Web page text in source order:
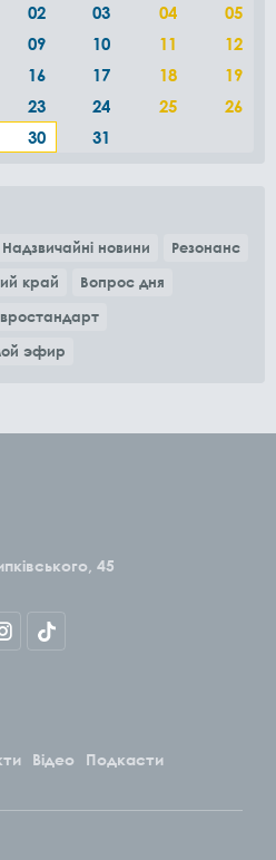
02 03 04
05
09 10 11
12
16 17 18
19
23 24 25
26
30 31
Надзвичайні новини
Резонанс
край
Вопрос дня
эфир
45
Відео
Подкасти